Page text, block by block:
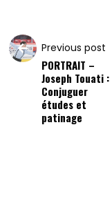
Previous post
PORTRAIT –
Joseph Touati :
Conjuguer
études et
patinage